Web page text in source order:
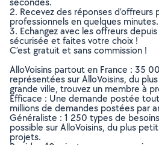
2. Recevez des réponses d’offreurs
professionnels en quelques minutes.
3. Echangez avec les offreurs
sécurisée et faites votre choix !
C’est gratuit et sans commission !
AlloVoisins partout en France : 35
représentées sur AlloVoisins, du
grande ville, trouvez un membre à
Efficace : Une demande postée
millions de demandes postées par
Généraliste : 1 250 types de
possible sur AlloVoisins, du plus
projets.